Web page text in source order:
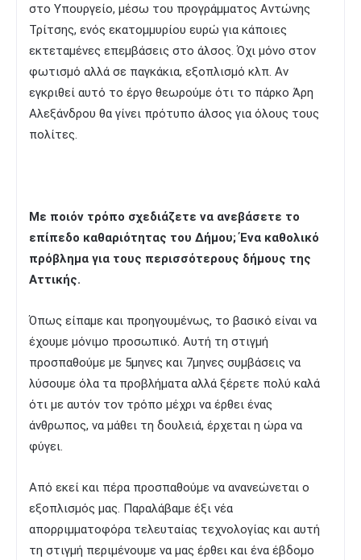
στο Υπουργείο, μέσω του προγράμματος Αντώνης
Τρίτσης, ενός εκατομμυρίου ευρώ για κάποιες
εκτεταμένες επεμβάσεις στο άλσος. Όχι μόνο στον
φωτισμό αλλά σε παγκάκια, εξοπλισμό κλπ. Αν
εγκριθεί αυτό το έργο θεωρούμε ότι το πάρκο Άρη
Αλεξάνδρου θα γίνει πρότυπο άλσος για όλους τους
πολίτες.
Με ποιόν τρόπο σχεδιάζετε να ανεβάσετε το
επίπεδο καθαριότητας του Δήμου; Ένα καθολικό
πρόβλημα για τους περισσότερους δήμους της
Αττικής.
Όπως είπαμε και προηγουμένως, το βασικό είναι να
έχουμε μόνιμο προσωπικό. Αυτή τη στιγμή
προσπαθούμε με 5μηνες και 7μηνες συμβάσεις να
λύσουμε όλα τα προβλήματα αλλά ξέρετε πολύ καλά
ότι με αυτόν τον τρόπο μέχρι να έρθει ένας
άνθρωπος, να μάθει τη δουλειά, έρχεται η ώρα να
φύγει.
Από εκεί και πέρα προσπαθούμε να ανανεώνεται ο
εξοπλισμός μας. Παραλάβαμε έξι νέα
απορριμματοφόρα τελευταίας τεχνολογίας και αυτή
τη στιγμή περιμένουμε να μας έρθει και ένα έβδομο